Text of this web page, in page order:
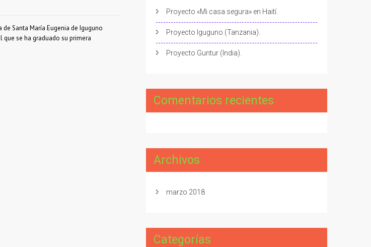
Santa María Eugenia de Iguguno
se ha graduado su primera
Proyecto «Mi casa segura» en Haití.
Proyecto Iguguno (Tanzania).
Proyecto Guntur (India).
Comentarios recientes
Archivos
marzo 2018
Categorías